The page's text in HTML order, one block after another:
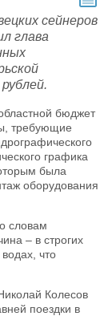
сейнеров
глава
бюджет
требующие
графика
была
оборудования
словам
– в строгих
что
Колесов
поездки в